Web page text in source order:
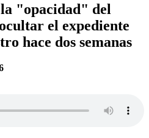
"opacidad" del
el expediente
hace dos semanas